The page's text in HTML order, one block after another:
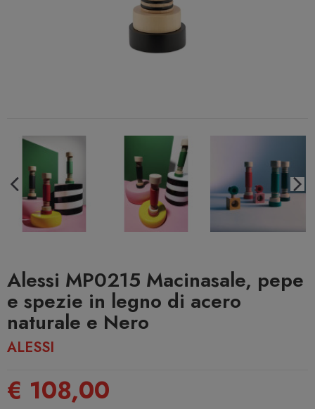
Alessi MP0215 Macinasale, pepe
e spezie in legno di acero
naturale e Nero
ALESSI
€ 108,00